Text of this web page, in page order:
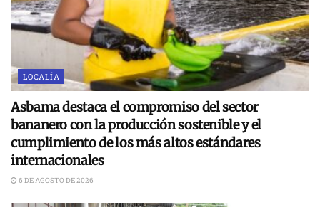
LOCALÍA
Asbama destaca el compromiso del sector
bananero con la producción sostenible y el
cumplimiento de los más altos estándares
internacionales
6 DE AGOSTO DE 2026